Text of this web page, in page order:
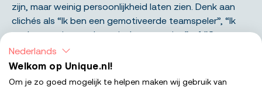
zijn, maar weinig persoonlijkheid laten zien. Denk aan
clichés als “Ik ben een gemotiveerde teamspeler”, “Ik
werk graag in een dynamische omgeving” of “Geen
uitdaging is mij te groot.” Dat klinkt misschien netjes,
maar ook afstandelijk — en waarschijnlijk ook niet echt
als iets wat jíj zelf zou zeggen.
Nederlands
Welkom op Unique.nl!
Om je zo goed mogelijk te helpen maken wij gebruik van